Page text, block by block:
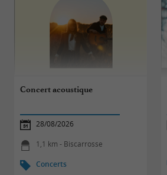
Concert acoustique
28/08/2026
1,1 km - Biscarrosse
Concerts